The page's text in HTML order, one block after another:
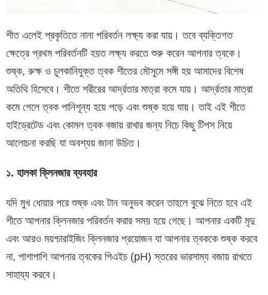
শীত এলেই প্রকৃতিতে নানা পরিবর্তন লক্ষ্য করা যায়। তবে ব্যক্তিগত
ক্ষেত্রে প্রথম পরিবর্তনটি হয়ত লক্ষ্য করতে শুরু করেন আপনার ত্বকে।
শুষ্ক, রুক্ষ ও চুলকানিযুক্ত ত্বক শীতের মৌসুমে সঙ্গী হয় আমাদের বিশেষ
অতিথি হিসেবে। শীতে শরীরের আর্দ্রতার মাত্রা কমে যায়। আর্দ্রতার মাত্রা
কমে গেলে ত্বক পানিশূন্য হয়ে পড়ে এবং শুষ্ক হয়ে যায়। তাই এই শীতে
হাইড্রেটেড এবং কোমল ত্বক বজায় রাখার জন্য নিচে কিছু টিপস নিয়ে
আলোচনা করছি যা অবশ্যয় জানা উচিত।
১. হালকা ক্লিনজার ব্যবহার
যদি মুখ ধোয়ার পরে শুষ্ক এবং টান অনুভব করেন তাহলে বুঝে নিতে হবে এই
শীতে আপনার ক্লিনজার পরিবর্তন করার সময় হয়ে গেছে। আপনার একটি মৃদু
এবং আরও ময়শ্চারাইজিং ক্লিনজার প্রয়োজন যা আপনার ত্বককে শুষ্ক করবে
না, পাশাপাশি আপনার ত্বকের পিএইচ (pH) স্তরের ভারসাম্য বজায় রাখতে
সাহায্য করবে।